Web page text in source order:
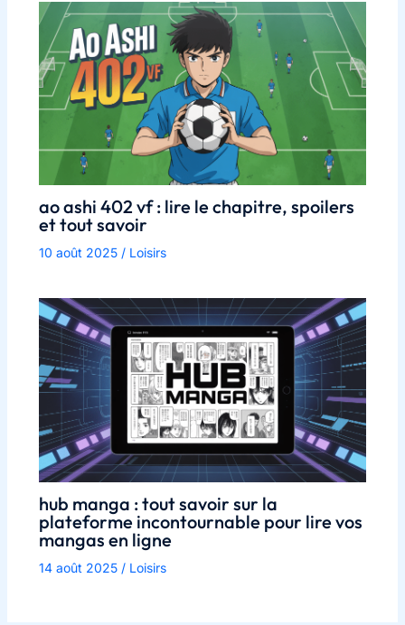
ao ashi 402 vf : lire le chapitre, spoilers
et tout savoir
10 août 2025 / Loisirs
hub manga : tout savoir sur la
plateforme incontournable pour lire vos
mangas en ligne
14 août 2025 / Loisirs